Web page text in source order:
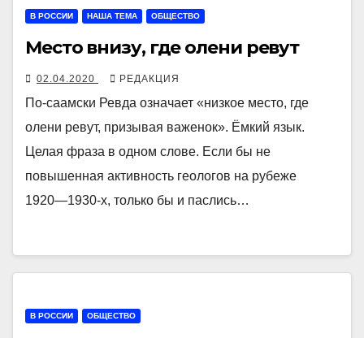
В РОССИИ НАША ТЕМА ОБЩЕСТВО
Место внизу, где олени ревут
02.04.2020 РЕДАКЦИЯ
По-саамски Ревда означает «низкое место, где
олени ревут, призывая важенок». Ёмкий язык.
Целая фраза в одном слове. Если бы не
повышенная активность геологов на рубеже
1920―1930-х, только бы и паслись…
В РОССИИ ОБЩЕСТВО